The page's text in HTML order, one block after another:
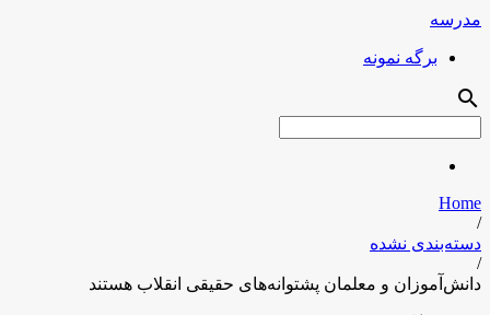
مدرسه
برگه نمونه
search
Home
/
دسته‌بندی نشده
/
دانش‌آموزان و معلمان پشتوانه‌های حقیقی انقلاب هستند